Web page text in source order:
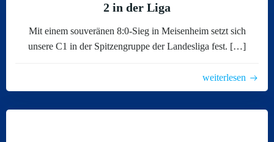
2 in der Liga
Mit einem souveränen 8:0-Sieg in Meisenheim setzt sich
unsere C1 in der Spitzengruppe der Landesliga fest. […]
weiterlesen